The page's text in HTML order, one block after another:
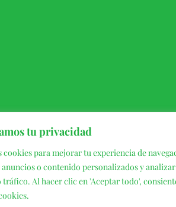
tu privacidad
cookies para mejorar tu experiencia de
o contenido personalizados y analizar
tráfico. Al hacer clic en 'Aceptar todo',